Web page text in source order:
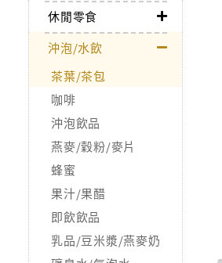
休閒零食
沖泡/水飲
茶葉/茶包
咖啡
沖泡飲品
燕麥/穀粉/麥片
蜂蜜
果汁/果醋
即飲飲品
乳品/豆米漿/燕麥奶